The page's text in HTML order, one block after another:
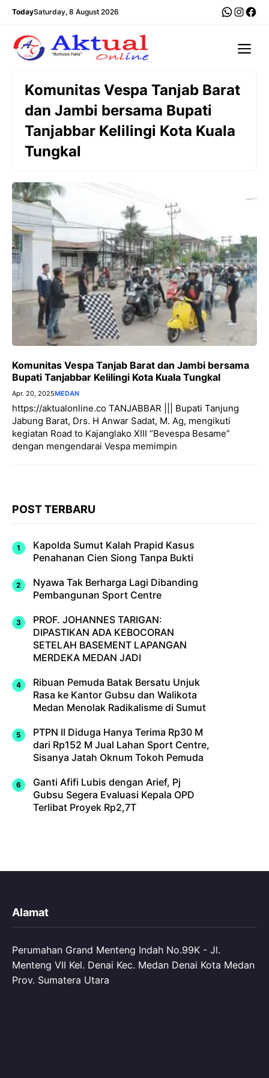
Langsung
TodaySaturday, 8 August 2026
Komunitas Vespa Tanjab Barat
dan Jambi bersama Bupati
Tanjabbar Kelilingi Kota Kuala
Tungkal
Komunitas Vespa Tanjab Barat dan Jambi bersama
Bupati Tanjabbar Kelilingi Kota Kuala Tungkal
Apr. 20, 2025MEDAN
https://aktualonline.co TANJABBAR ||| Bupati Tanjung
Jabung Barat, Drs. H Anwar Sadat, M. Ag, mengikuti
kegiatan Road to Kajanglako XIII “Bevespa Besame”
dengan mengendarai Vespa memimpin
POST TERBARU
Kapolda Sumut Kalah Prapid Kasus
Penahanan Cien Siong Tanpa Bukti
Nyawa Tak Berharga Lagi Dibanding
Pembangunan Sport Centre
PROF. JOHANNES TARIGAN:
DIPASTIKAN ADA KEBOCORAN
SETELAH BASEMENT LAPANGAN
MERDEKA MEDAN JADI
Ribuan Pemuda Batak Bersatu Unjuk
Rasa ke Kantor Gubsu dan Walikota
Medan Menolak Radikalisme di Sumut
PTPN II Diduga Hanya Terima Rp30 M
dari Rp152 M Jual Lahan Sport Centre,
Sisanya Jatah Oknum Tokoh Pemuda
Ganti Afifi Lubis dengan Arief, Pj
Gubsu Segera Evaluasi Kepala OPD
Terlibat Proyek Rp2,7T
Alamat
Perumahan Grand Menteng Indah No.99K - Jl.
Menteng VII Kel. Denai Kec. Medan Denai Kota Medan
Prov. Sumatera Utara